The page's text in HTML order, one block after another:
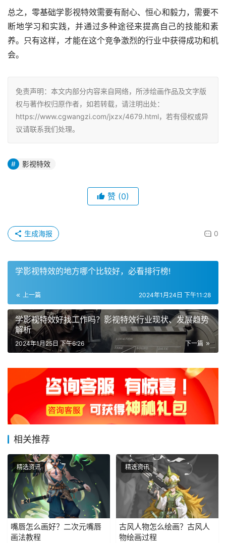
总之，零基础学影视特效需要有耐心、恒心和毅力，需要不
断地学习和实践，并通过多种途径来提高自己的技能和素
养。只有这样，才能在这个竞争激烈的行业中获得成功和机
会。
免责声明：本文内部分内容来自网络，所涉绘画作品及文字版
权与著作权归原作者，如若转载，请注明出处：
https://www.cgwangzi.com/jxzx/4679.html，若有侵权或异
议请联系我们处理。
影视特效
赞 (0)
0
生成海报
学影视特效的地方哪个比较好，必看排行榜!
上一篇 2024年1月24日 下午11:28
学影视特效好找工作吗？影视特效行业现状、发展趋势
解析
下一篇
2024年1月25日 下午6:26
相关推荐
精选资讯
嘴唇怎么画好？二次元嘴唇
画法教程
精选资讯
古风人物怎么绘画？古风人
物绘画过程